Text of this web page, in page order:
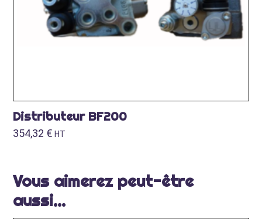
Distributeur BF200
354,32 € HT
Vous aimerez peut-être
aussi…